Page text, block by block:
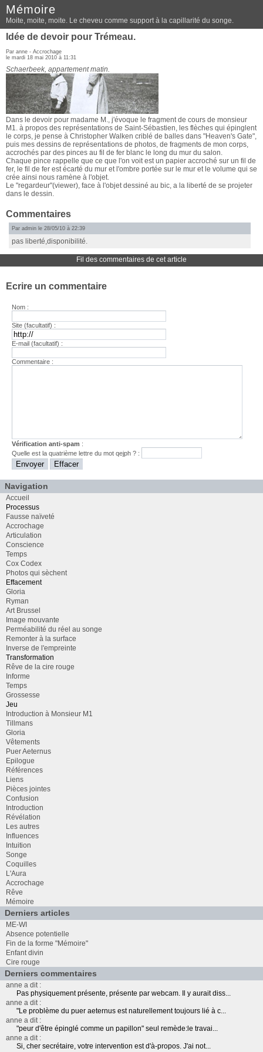
Mémoire
Moite, moite, moite. Le cheveu comme support à la capillarité du songe.
Idée de devoir pour Trémeau.
Par anne - Accrochage
le mardi 18 mai 2010 à 11:31
Schaerbeek, appartement matin.
Dans le devoir pour madame M., j'évoque le fragment de cours de monsieur
M1. à propos des représentations de Saint-Sébastien, les flèches qui épinglent
le corps, je pense à Christopher Walken criblé de balles dans "Heaven's Gate",
puis mes dessins de représentations de photos, de fragments de mon corps,
accrochés par des pinces au fil de fer blanc le long du mur du salon.
Chaque pince rappelle que ce que l'on voit est un papier accroché sur un fil de
fer, le fil de fer est écarté du mur et l'ombre portée sur le mur et le volume qui se
crée ainsi nous ramène à l'objet.
Le "regardeur"(viewer), face à l'objet dessiné au bic, a la liberté de se projeter
dans le dessin.
Commentaires
Par admin le 28/05/10 à 22:39
pas liberté,disponibilité.
Fil des commentaires de cet article
Ecrire un commentaire
Nom :
Site (facultatif) :
E-mail (facultatif) :
Commentaire :
Vérification anti-spam :
Quelle est laquatrième lettre du motqejph ? :
Navigation
Accueil
Processus
Fausse naïveté
Accrochage
Articulation
Conscience
Temps
Cox Codex
Photos qui sèchent
Effacement
Gloria
Ryman
Art Brussel
Image mouvante
Perméabilité du réel au songe
Remonter à la surface
Inverse de l'empreinte
Transformation
Rêve de la cire rouge
Informe
Temps
Grossesse
Jeu
Introduction à Monsieur M1
Tillmans
Gloria
Vêtements
Puer Aeternus
Epilogue
Références
Liens
Pièces jointes
Confusion
Introduction
Révélation
Les autres
Influences
Intuition
Songe
Coquilles
L'Aura
Accrochage
Rêve
Mémoire
Derniers articles
ME-WI
Absence potentielle
Fin de la forme "Mémoire"
Enfant divin
Cire rouge
Derniers commentaires
anne a dit :
Pas physiquement présente, présente par webcam. Il y aurait diss...
anne a dit :
"Le problème du puer aeternus est naturellement toujours lié à c...
anne a dit :
"peur d'être épinglé comme un papillon" seul remède:le travai...
anne a dit :
Si, cher secrétaire, votre intervention est d'à-propos. J'ai not...